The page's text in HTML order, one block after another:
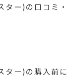
ー)の口コミ・
ー)の購入前に